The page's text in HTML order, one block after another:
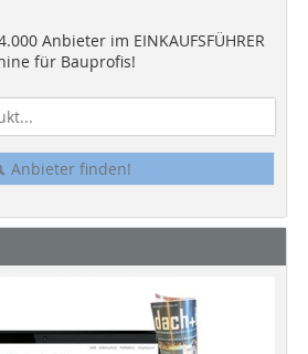
Anbieter im EINKAUFSFÜHRER
für Bauprofis!
Anbieter finden!